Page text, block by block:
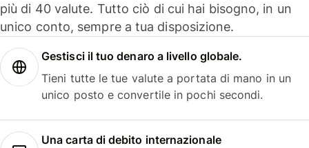
più di 40 valute. Tutto ciò di cui hai bisogno, in un
unico conto, sempre a tua disposizione.
Gestisci il tuo denaro a livello globale.
Tieni tutte le tue valute a portata di mano in un
unico posto e convertile in pochi secondi.
Una carta di debito internazionale